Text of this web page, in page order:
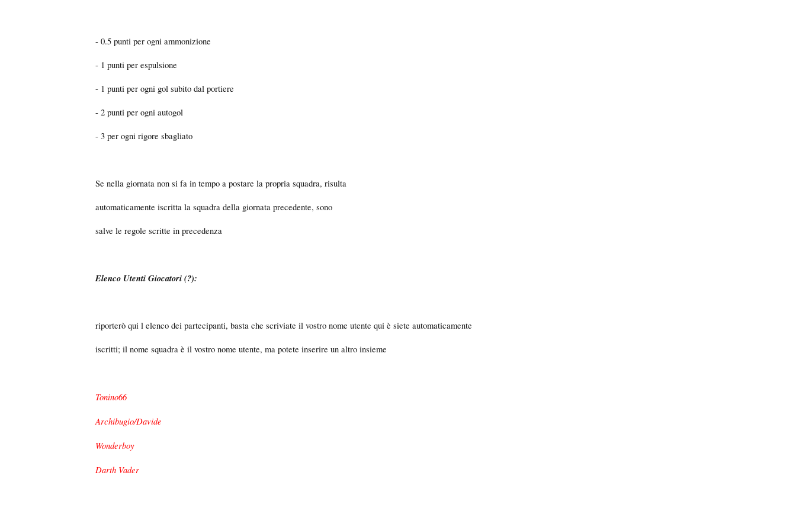
- 0.5 punti per ogni ammonizione
- 1 punti per espulsione
- 1 punti per ogni gol subito dal portiere
- 2 punti per ogni autogol
- 3 per ogni rigore sbagliato
Se nella giornata non si fa in tempo a postare la propria squadra, risulta
automaticamente iscritta la squadra della giornata precedente, sono
salve le regole scritte in precedenza
Elenco Utenti Giocatori (?):
riporterò qui l elenco dei partecipanti, basta che scriviate il vostro nome utente qui è siete automaticamente
iscritti; il nome squadra è il vostro nome utente, ma potete inserire un altro insieme
Tonino66
Archibugio/Davide
Wonderboy
Darth Vader